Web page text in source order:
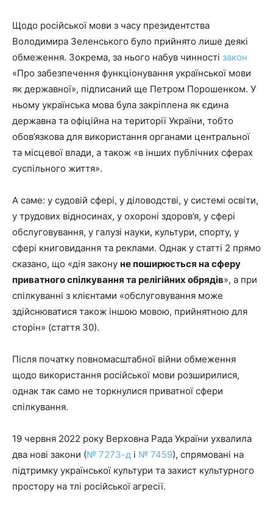
Щодо російської мови з часу президентства
Володимира Зеленського було прийнято лише деякі
обмеження. Зокрема, за нього набув чинності закон
«Про забезпечення функціонування української мови
як державної», підписаний ще Петром Порошенком. У
ньому українська мова була закріплена як єдина
державна та офіційна на території України, тобто
обов’язкова для використання органами центральної
та місцевої влади, а також «в ​​інших публічних сферах
суспільного життя».
А саме: у судовій сфері, у діловодстві, у системі освіти,
у трудових відносинах, у охороні здоров’я, у сфері
обслуговування, у галузі науки, культури, спорту, у
сфері книговидання та реклами. Однак у статті 2 прямо
сказано, що «дія закону не поширюється на сферу
приватного спілкування та релігійних обрядів», а при
спілкуванні з клієнтами «обслуговування може
здійснюватися також іншою мовою, прийнятною для
сторін» (стаття 30).
Після початку повномасштабної війни обмеження
щодо використання російської мови розширилися,
однак так само не торкнулися приватної сфери
спілкування.
19 червня 2022 року Верховна Рада України ухвалила
два нові закони (№ 7273-д і № 7459), спрямовані на
підтримку української культури та захист культурного
простору на тлі російської агресії.